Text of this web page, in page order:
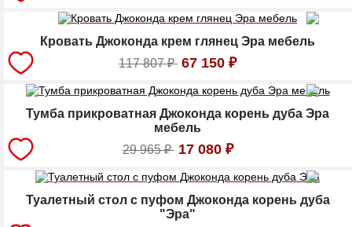
Кровать Джоконда крем глянец Эра мебель
117 807₽ 67 150 ₽
Тумба прикроватная Джоконда корень дуба Эра
мебель
29 965₽ 17 080 ₽
Туалетный стол с пуфом Джоконда корень дуба
"Эра"